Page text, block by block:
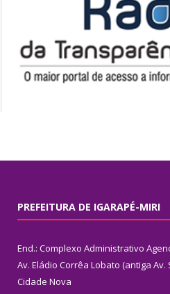
PREFEITURA DE IGARAPÉ-MIRI
End.: Complexo Administrativo
Av. Eládio Corrêa Lobato (antiga
Cidade Nova